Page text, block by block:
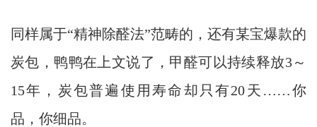
同样属于“精神除醛法”范畴的，还有某宝爆款的
炭包，鸭鸭在上文说了，甲醛可以持续释放3～
15年，炭包普遍使用寿命却只有20天……你
品，你细品。